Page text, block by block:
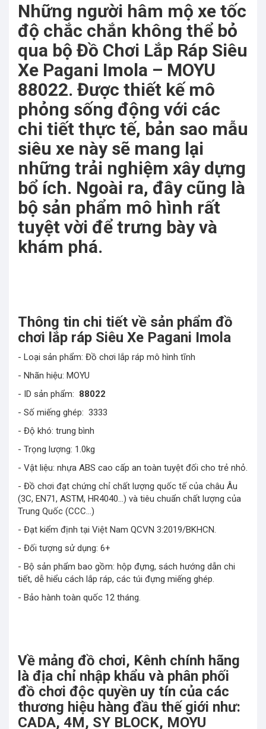
Những người hâm mộ xe tốc
độ chắc chắn không thể bỏ
qua bộ Đồ Chơi Lắp Ráp Siêu
Xe Pagani Imola – MOYU
88022. Được thiết kế mô
phỏng sống động với các
chi tiết thực tế, bản sao mẫu
siêu xe này sẽ mang lại
những trải nghiệm xây dựng
bổ ích. Ngoài ra, đây cũng là
bộ sản phẩm mô hình rất
tuyệt vời để trưng bày và
khám phá.
Thông tin chi tiết về sản phẩm đồ
chơi lắp ráp Siêu Xe Pagani Imola
- Loại sản phẩm: Đồ chơi lắp ráp mô hình tĩnh
- Nhãn hiệu: MOYU
- ID sản phẩm: 88022
- Số miếng ghép: 3333
- Độ khó: trung bình
- Trọng lượng: 1.0kg
- Vật liệu: nhựa ABS cao cấp an toàn tuyệt đối cho trẻ nhỏ.
- Đồ chơi đạt chứng chỉ chất lượng quốc tế của châu Âu
(3C, EN71, ASTM, HR4040…) và tiêu chuẩn chất lượng của
Trung Quốc (CCC…)
- Đạt kiểm định tại Việt Nam QCVN 3:2019/BKHCN.
- Đối tượng sử dụng: 6+
- Bộ sản phẩm bao gồm: hộp đựng, sách hướng dẫn chi
tiết, dễ hiểu cách lắp ráp, các túi đựng miếng ghép.
- Bảo hành toàn quốc 12 tháng.
Về mảng đồ chơi, Kênh chính hãng
là địa chỉ nhập khẩu và phân phối
đồ chơi độc quyền uy tín của các
thương hiệu hàng đầu thế giới như:
CADA, 4M, SY BLOCK, MOYU